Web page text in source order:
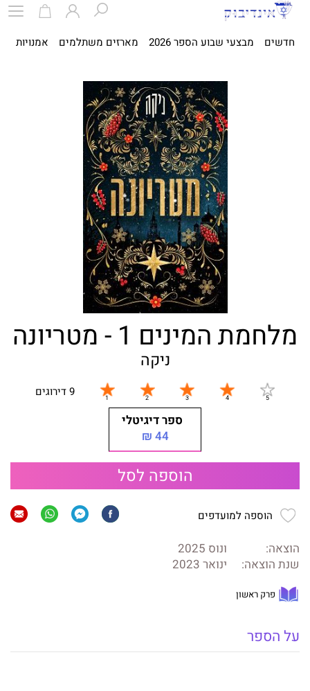
חדשים מבצעי שבוע הספר 2026 מארזים משתלמים אמנויות
מלחמת המינים 1 - מטריונה
ניקה
9 דירוגים
ספר דיגיטלי
44 ₪
הוספה לסל
הוספה למועדפים
הוצאה:
ונוס 2025
שנת הוצאה:
ינואר 2023
פרק ראשון
על הספר